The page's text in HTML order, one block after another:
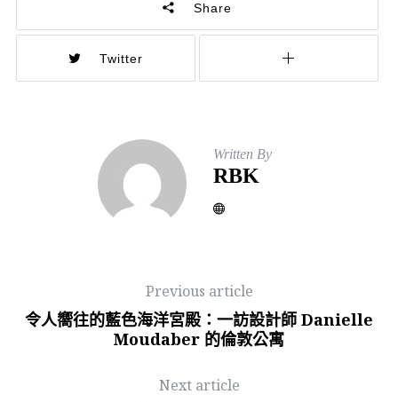
Share
Twitter
Written By
RBK
Previous article
令人嚮往的藍色海洋宮殿：一訪設計師 Danielle
Moudaber 的倫敦公寓
Next article